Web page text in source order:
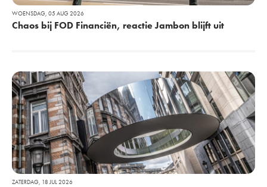
WOENSDAG, 05 AUG 2026
Chaos bij FOD Financiën, reactie Jambon blijft uit
ZATERDAG, 18 JUL 2026